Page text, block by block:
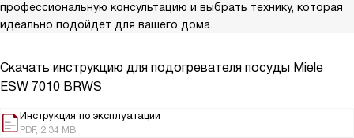
профессиональную консультацию и выбрать технику, которая
идеально подойдет для вашего дома.
Скачать инструкцию для подогревателя посуды Miele
ESW 7010 BRWS
Инструкция по эксплуатации
PDF, 2.34 MB